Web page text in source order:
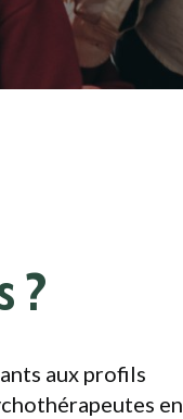
?
aux profils
en